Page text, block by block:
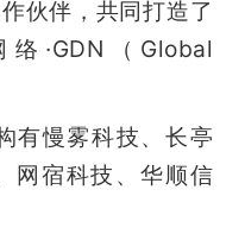
伙伴，共同打造了
·GDN（Global
有慢雾科技、长亭
网宿科技、华顺信